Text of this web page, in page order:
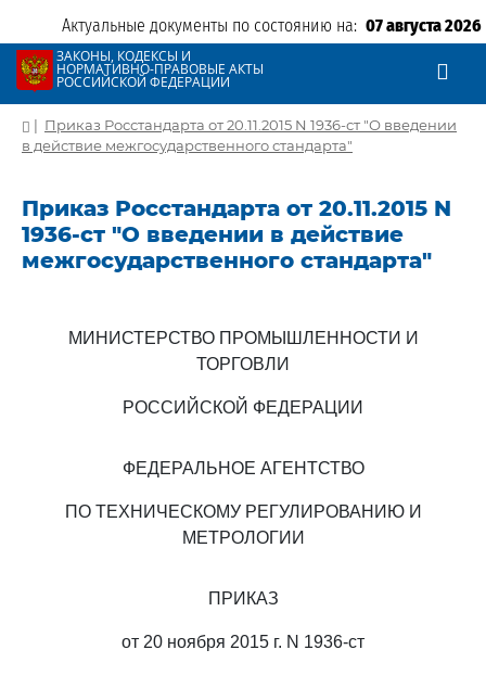
Актуальные документы по состоянию на: 07 августа 2026
ЗАКОНЫ, КОДЕКСЫ И
НОРМАТИВНО-ПРАВОВЫЕ АКТЫ
РОССИЙСКОЙ ФЕДЕРАЦИИ
| Приказ Росстандарта от 20.11.2015 N 1936-ст "О введении
в действие межгосударственного стандарта"
Приказ Росстандарта от 20.11.2015 N
1936-ст "О введении в действие
межгосударственного стандарта"
МИНИСТЕРСТВО ПРОМЫШЛЕННОСТИ И
ТОРГОВЛИ
РОССИЙСКОЙ ФЕДЕРАЦИИ
ФЕДЕРАЛЬНОЕ АГЕНТСТВО
ПО ТЕХНИЧЕСКОМУ РЕГУЛИРОВАНИЮ И
МЕТРОЛОГИИ
ПРИКАЗ
от 20 ноября 2015 г. N 1936-ст